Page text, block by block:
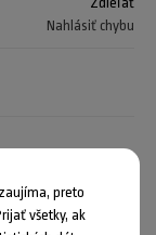
Nahlásiť chybu
preto
všetky, ak